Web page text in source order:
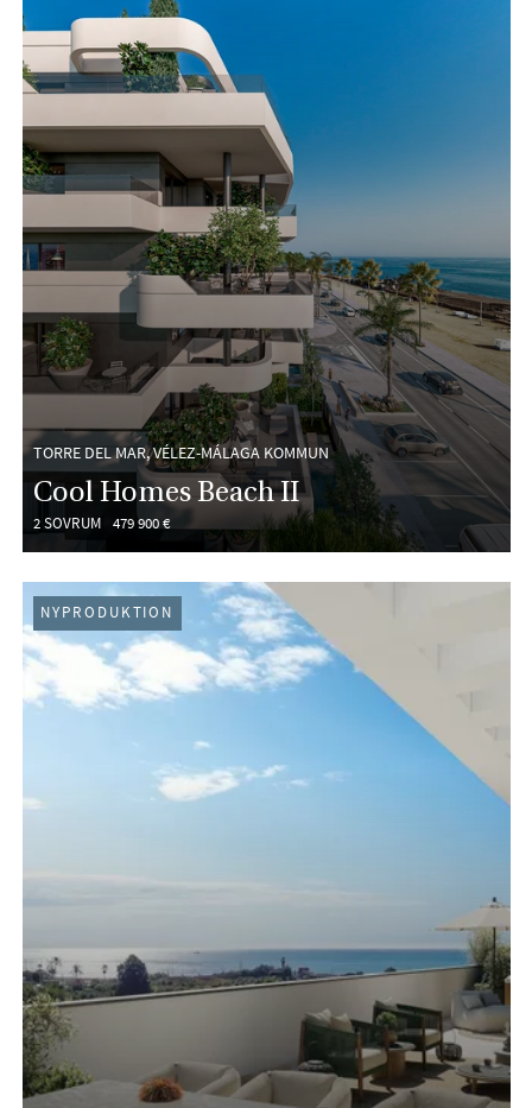
TORRE DEL MAR, VÉLEZ-MÁLAGA KOMMUN
Cool Homes Beach II
2 SOVRUM 479 900 €
NYPRODUKTION